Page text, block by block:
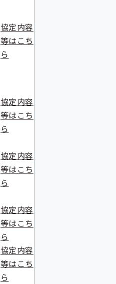
協定内容
等はこち
ら
協定内容
等はこち
ら
協定内容
等はこち
ら
協定内容
等はこち
ら
協定内容
等はこち
ら